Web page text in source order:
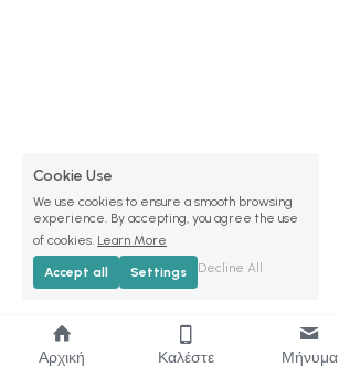
Αρχική Καλέστε Μήνυμα
Cookie Use
We use cookies to ensure a smooth browsing
experience. By accepting, you agree the use
of cookies. Learn More
Accept all Settings Decline All